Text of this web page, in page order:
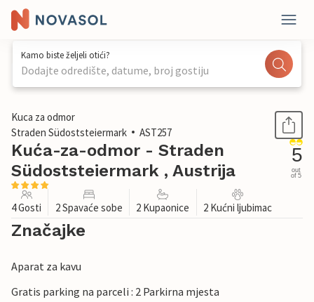
Kamo biste željeli otići?
Dodajte odredište, datume, broj gostiju
1 / 22
Kuca za odmor
Straden Südoststeiermark
AST257
Kuća-za-odmor - Straden
Südoststeiermark , Austrija
5
out
of 5
4 Gosti 2 Spavaće sobe 2 Kupaonice 2 Kućni ljubimac
Značajke
Aparat za kavu
Gratis parking na parceli : 2 Parkirna mjesta